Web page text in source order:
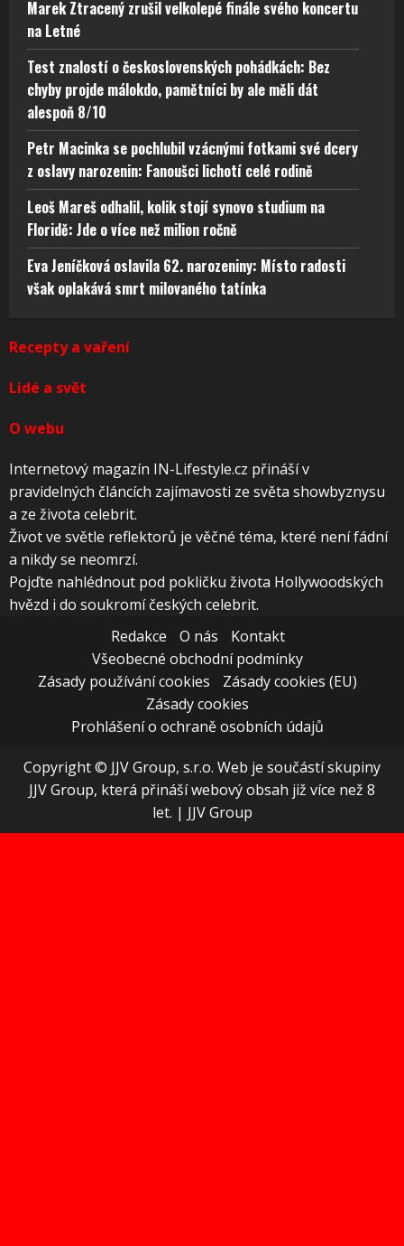
Marek Ztracený zrušil velkolepé finále svého koncertu
na Letné
Test znalostí o československých pohádkách: Bez
chyby projde málokdo, pamětníci by ale měli dát
alespoň 8/10
Petr Macinka se pochlubil vzácnými fotkami své dcery
z oslavy narozenin: Fanoušci lichotí celé rodině
Leoš Mareš odhalil, kolik stojí synovo studium na
Floridě: Jde o více než milion ročně
Eva Jeníčková oslavila 62. narozeniny: Místo radosti
však oplakává smrt milovaného tatínka
Recepty a vaření
Lidé a svět
O webu
Internetový magazín IN-Lifestyle.cz přináší v
pravidelných článcích zajímavosti ze světa showbyznysu
a ze života celebrit.
Život ve světle reflektorů je věčné téma, které není fádní
a nikdy se neomrzí.
Pojďte nahlédnout pod pokličku života Hollywoodských
hvězd i do soukromí českých celebrit.
Redakce
O nás
Kontakt
Všeobecné obchodní podmínky
Zásady používání cookies
Zásady cookies (EU)
Zásady cookies
Prohlášení o ochraně osobních údajů
Copyright © JJV Group, s.r.o. Web je součástí skupiny
JJV Group, která přináší webový obsah již více než 8
let. | JJV Group